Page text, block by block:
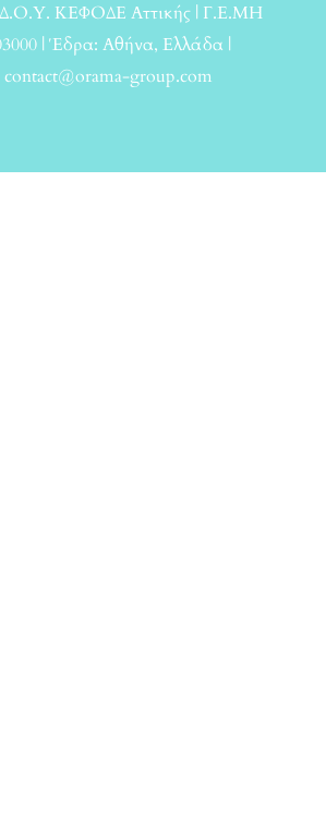
Δ.Ο.Υ. ΚΕΦΟΔΕ Αττικής | Γ.Ε.ΜΗ
| Έδρα: Αθήνα, Ελλάδα |
group.com